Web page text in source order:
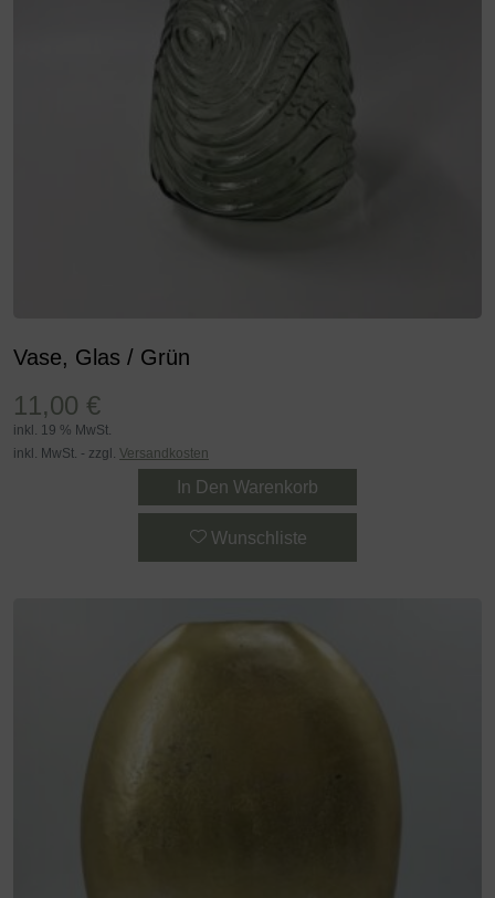
Vase, Glas / Grün
11,00 €
inkl. 19 % MwSt.
inkl. MwSt. - zzgl. Versandkosten
In Den Warenkorb
Wunschliste